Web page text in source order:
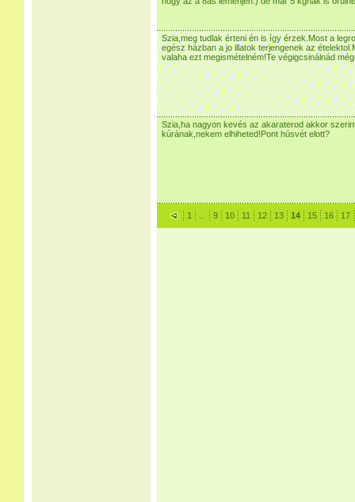
Szia,meg tudlak érteni én is így érzek.Most a
egész házban a jo illatok terjengenek az
valaha ezt megismételném!Te végigcsinálnád
Szia,ha nagyon kevés az akaraterod akkor
kúrának,nekem elhiheted!Pont húsvét elott?
1 9 10 11 12 13 14 15 16 17